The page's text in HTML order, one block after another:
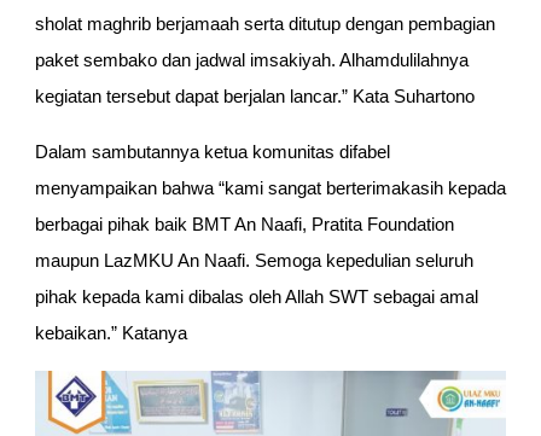
sholat maghrib berjamaah serta ditutup dengan pembagian
paket sembako dan jadwal imsakiyah. Alhamdulilahnya
kegiatan tersebut dapat berjalan lancar.” Kata Suhartono
Dalam sambutannya ketua komunitas difabel
menyampaikan bahwa “kami sangat berterimakasih kepada
berbagai pihak baik BMT An Naafi, Pratita Foundation
maupun LazMKU An Naafi. Semoga kepedulian seluruh
pihak kepada kami dibalas oleh Allah SWT sebagai amal
kebaikan.” Katanya